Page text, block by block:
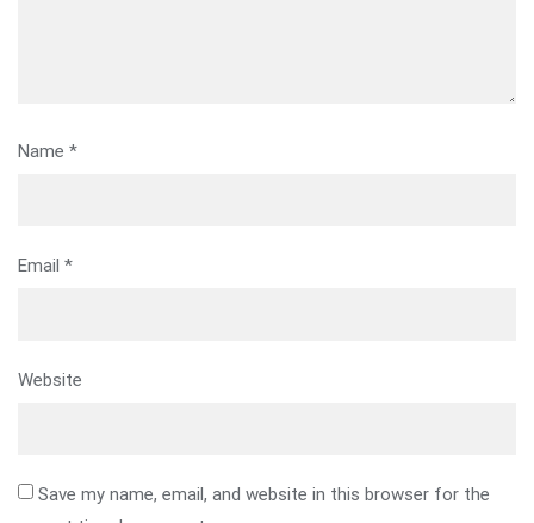
Name *
Email *
Website
Save my name, email, and website in this browser for the